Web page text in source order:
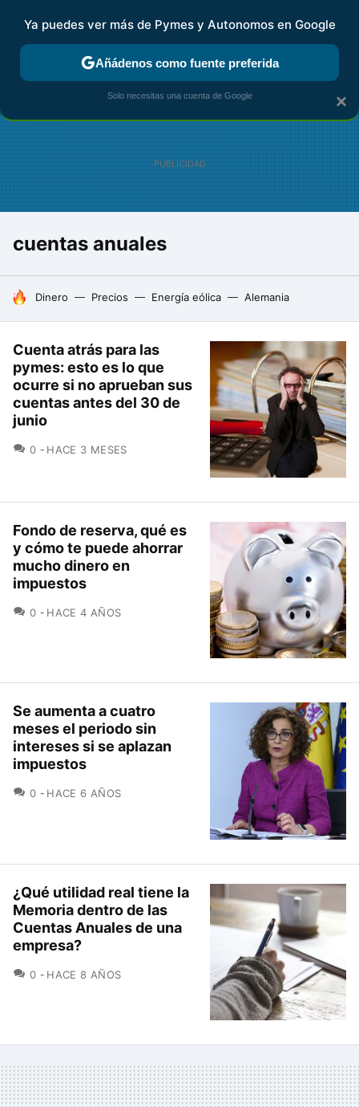
FISCALIDAD Y CONTABILIDAD KIT DIGITAL RENTA
cuentas anuales
HOY SE HABLA DE
Dinero Precios Energía eólica Alemania
Cuenta atrás para las
pymes: esto es lo que
ocurre si no aprueban sus
cuentas antes del 30 de
junio
0 COMENTARIOS
HACE 3 MESES
Fondo de reserva, qué es
y cómo te puede ahorrar
mucho dinero en
impuestos
0 COMENTARIOS
HACE 4 AÑOS
Se aumenta a cuatro
meses el periodo sin
intereses si se aplazan
impuestos
0 COMENTARIOS
HACE 6 AÑOS
¿Qué utilidad real tiene la
Memoria dentro de las
Cuentas Anuales de una
empresa?
0 COMENTARIOS
HACE 8 AÑOS
×
Ya puedes ver más de Pymes y Autonomos en Google
Añádenos como fuente preferida
Solo necesitas una cuenta de Google